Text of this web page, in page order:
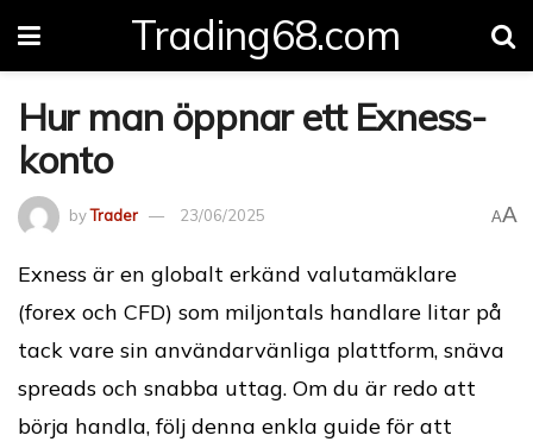
Trading68.com
Hur man öppnar ett Exness-
konto
byTrader 23/06/2025 AA
Exness är en globalt erkänd valutamäklare
(forex och CFD) som miljontals handlare litar på
tack vare sin användarvänliga plattform, snäva
spreads och snabba uttag. Om du är redo att
börja handla, följ denna enkla guide för att